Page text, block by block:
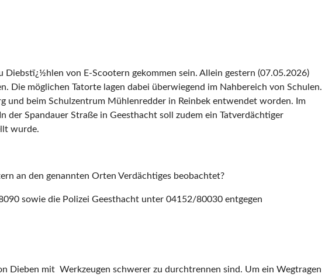
von E-Scootern gekommen sein. Allein gestern (07.05.2026)
Die möglichen Tatorte lagen dabei überwiegend im Nahbereich von Schulen.
und beim Schulzentrum Mühlenredder in Reinbek entwendet worden. Im
der Spandauer Straße in Geesthacht soll zudem ein Tatverdächtiger
wurde.
an den genannten Orten Verdächtiges beobachtet?
sowie die Polizei Geesthacht unter 04152/80030 entgegen
Dieben mit Werkzeugen schwerer zu durchtrennen sind. Um ein Wegtragen